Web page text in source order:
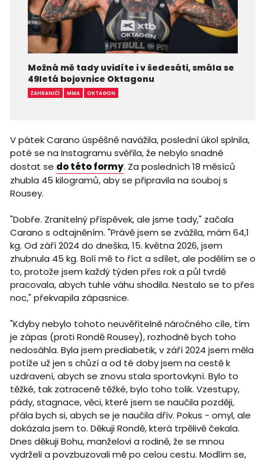
Možná mě tady uvidíte i v šedesáti, smála se
49letá bojovnice Oktagonu
ZAHRANIČÍ MMA OKTAGON
V pátek Carano úspěšně navážila, poslední úkol splnila,
poté se na Instagramu svěřila, že nebylo snadné
dostat se do této formy. Za posledních 18 měsíců
zhubla 45 kilogramů, aby se připravila na souboj s
Rousey.
"Dobře. Zranitelný příspěvek, ale jsme tady," začala
Carano s odtajněním. "Právě jsem se zvážila, mám 64,1
kg. Od září 2024 do dneška, 15. května 2026, jsem
zhubnula 45 kg. Bolí mě to říct a sdílet, ale podělím se o
to, protože jsem každý týden přes rok a půl tvrdě
pracovala, abych tuhle váhu shodila. Nestalo se to přes
noc," překvapila zápasnice.
"Kdyby nebylo tohoto neuvěřitelně náročného cíle, tím
je zápas (proti Rondě Rousey), rozhodně bych toho
nedosáhla. Byla jsem prediabetik, v září 2024 jsem měla
potíže už jen s chůzí a od té doby jsem na cestě k
uzdravení, abych se znovu stala sportovkyní. Bylo to
těžké, tak zatraceně těžké, bylo toho tolik. Vzestupy,
pády, stagnace, věci, které jsem se naučila později,
přála bych si, abych se je naučila dřív. Pokus - omyl, ale
dokázala jsem to. Děkuji Rondě, která trpělivě čekala.
Dnes děkuji Bohu, manželovi a rodině, že se mnou
vydrželi a povzbuzovali mě po celou cestu. Modlím se,